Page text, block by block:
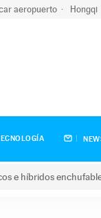
aeropuerto Hongqi
e híbridos